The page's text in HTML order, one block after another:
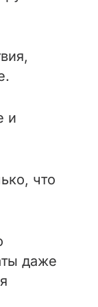
и
что
даже